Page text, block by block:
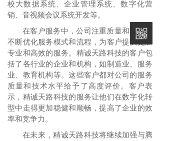
校大数据系统、企业管理系统、数字化营
销、音视频会议系统开发等。
在客户服务中，公司注重质量和效率，
不断优化服务模式和流程，为客户提供更加
专业和高效的服务。精诚天路科技的客户包
括了各行业的企业和机构，如制造业、服务
业、教育机构等。这些客户都对公司的服务
质量和技术水平给予了高度评价。客户表
示，精诚天路科技的服务让他们在数字化转
型中走得更加稳健和顺畅，提高了企业的效
率和竞争力。
在未来，精诚天路科技将继续加强与腾